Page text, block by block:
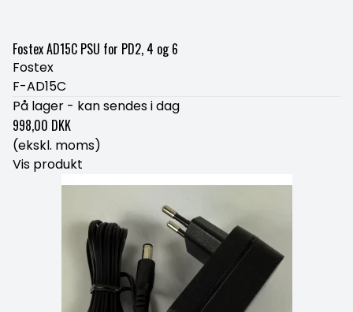
Fostex AD15C PSU for PD2, 4 og 6
Fostex
F-AD15C
På lager - kan sendes i dag
998,00 DKK
(ekskl. moms)
Vis produkt